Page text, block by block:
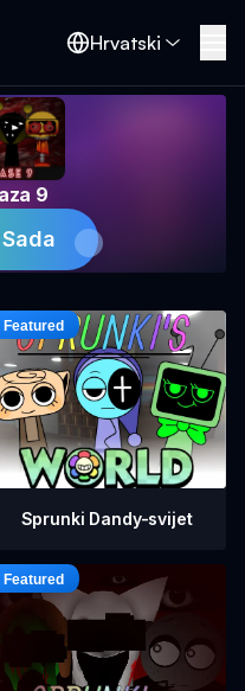
Hrvatski
9
Sprunki Dandy-svijet